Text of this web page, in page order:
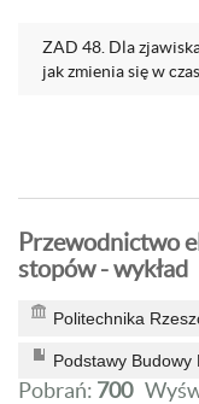
ZAD 48. Dla
jak zmienia się w
Przewodnictwo
stopów - wykład
Politechnika
Podstawy Budowy
Pobrań: 700